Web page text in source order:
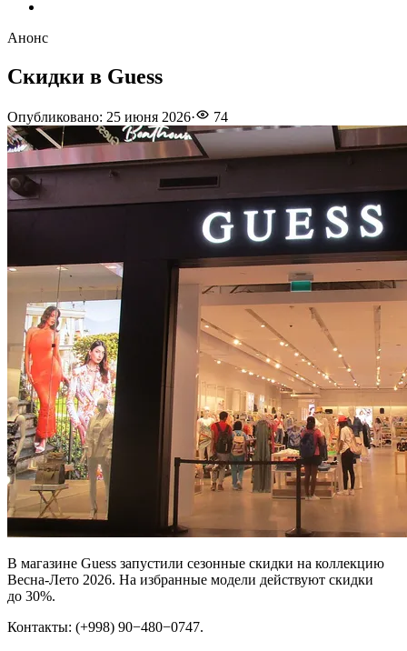
Анонс
Скидки в Guess
Опубликовано: 25 июня 2026· 74
В магазине Guess запустили сезонные скидки на коллекцию
Весна-Лето 2026. На избранные модели действуют скидки
до 30%.
Контакты: (+998) 90−480−0747.